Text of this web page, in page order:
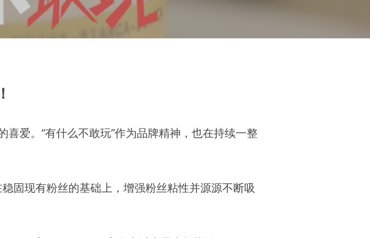
喜爱。“有什么不敢玩”作为品牌精神，也在持续一整
固现有粉丝的基础上，增强粉丝粘性并源源不断吸